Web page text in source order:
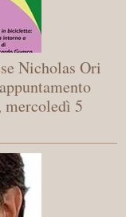
Nicholas Ori
mercoledì 5